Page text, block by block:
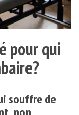
pour qui
souffre de